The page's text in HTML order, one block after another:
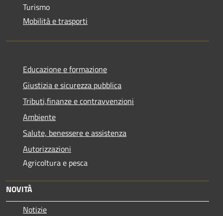
Turismo
Mobilità e trasporti
Educazione e formazione
Giustizia e sicurezza pubblica
Tributi,finanze e contravvenzioni
Ambiente
Salute, benessere e assistenza
Autorizzazioni
Agricoltura e pesca
NOVITÀ
Notizie